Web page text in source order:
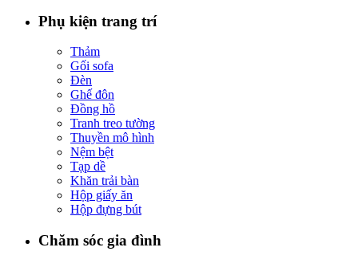
Phụ kiện trang trí
Thảm
Gối sofa
Đèn
Ghế đôn
Đồng hồ
Tranh treo tường
Thuyền mô hình
Nệm bệt
Tạp dề
Khăn trải bàn
Hộp giấy ăn
Hộp đựng bút
Chăm sóc gia đình